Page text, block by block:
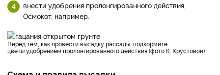
внести удобрения пролонгированного действия,
Осмокот, например.
Перед тем, как провести высадку рассады, подкормите
цветы удобрением пролонгированного действия (фото К. Хрустовой)